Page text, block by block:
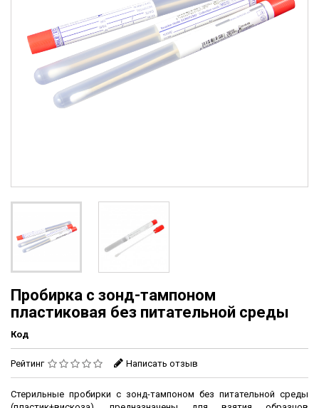
Пробирка с зонд-тампоном
пластиковая без питательной среды
Код
Рейтинг Написать отзыв
Стерильные пробирки с зонд-тампоном без питательной среды